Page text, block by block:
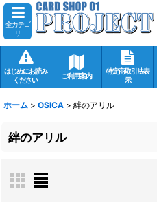
全カテゴ
リ
はじめにお読み
ください
ご利用案内
特定商取引法表
示
ホーム > OSICA > 絆のアリル
絆のアリル